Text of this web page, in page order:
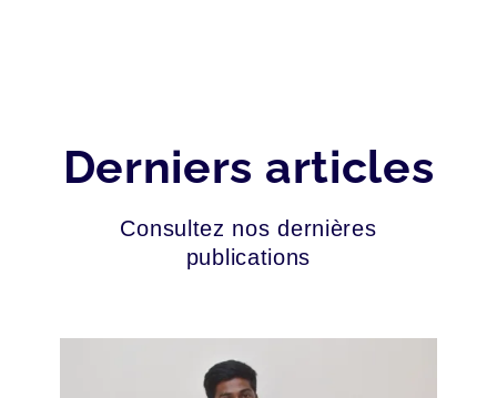
Derniers articles
Consultez nos dernières
publications